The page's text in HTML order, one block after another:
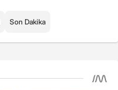
Son Dakika